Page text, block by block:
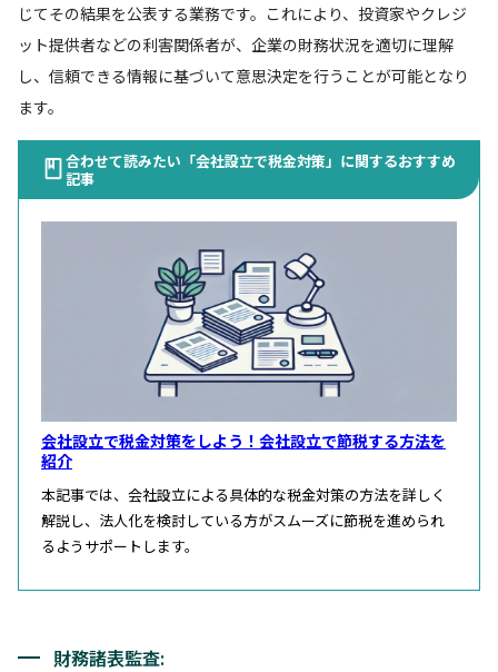
じてその結果を公表する業務です。これにより、投資家やクレジ
ット提供者などの利害関係者が、企業の財務状況を適切に理解
し、信頼できる情報に基づいて意思決定を行うことが可能となり
ます。
合わせて読みたい「会社設立で税金対策」に関するおすすめ
記事
会社設立で税金対策をしよう！会社設立で節税する方法を
紹介
本記事では、会社設立による具体的な税金対策の方法を詳しく
解説し、法人化を検討している方がスムーズに節税を進められ
るようサポートします。
財務諸表監査: